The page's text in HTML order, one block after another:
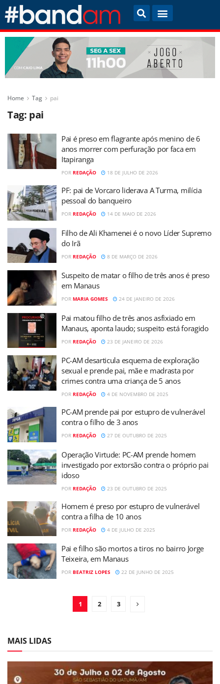
Home Tag pai
Tag: pai
Pai é preso em flagrante após menino de 6
anos morrer com perfuração por faca em
Itapiranga
POR REDAÇÃO 18 DE JULHO DE 2026
PF: pai de Vorcaro liderava A Turma, milícia
pessoal do banqueiro
POR REDAÇÃO 14 DE MAIO DE 2026
Filho de Ali Khamenei é o novo Líder Supremo
do Irã
POR REDAÇÃO 8 DE MARÇO DE 2026
Suspeito de matar o filho de três anos é preso
em Manaus
POR MARIA GOMES 24 DE JANEIRO DE 2026
Pai matou filho de três anos asfixiado em
Manaus, aponta laudo; suspeito está foragido
POR REDAÇÃO 23 DE JANEIRO DE 2026
PC-AM desarticula esquema de exploração
sexual e prende pai, mãe e madrasta por
crimes contra uma criança de 5 anos
POR REDAÇÃO 4 DE NOVEMBRO DE 2025
PC-AM prende pai por estupro de vulnerável
contra o filho de 3 anos
POR REDAÇÃO 27 DE OUTUBRO DE 2025
Operação Virtude: PC-AM prende homem
investigado por extorsão contra o próprio pai
idoso
POR REDAÇÃO 23 DE OUTUBRO DE 2025
Homem é preso por estupro de vulnerável
contra a filha de 10 anos
POR REDAÇÃO 4 DE JULHO DE 2025
Pai e filho são mortos a tiros no bairro Jorge
Teixeira, em Manaus
POR BEATRIZ LOPES 22 DE JUNHO DE 2025
1 2 3
MAIS LIDAS